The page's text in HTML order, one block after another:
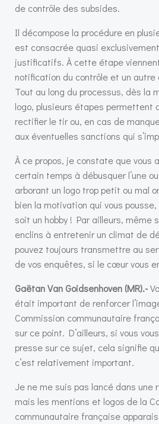
de contrôle des subsides.
Il décompose la procédure en
est consacrée quasi
justificatifs. À cette étape
notification du contrôle et un autre
Tout au long du processus, dès la
logo, plusieurs étapes permettent
rectifier le tir ou, en cas de
aux éventuelles sanctions qui
À ce propos, je constate que vous
certain temps à débusquer l’une
arborant un logo trop petit ou mal
bien la motivation qui vous
soit un hobby ! Par ailleurs, même
enclins à entretenir un climat de
pouvez toujours transmettre au
de vos enquêtes, si le cœur vous
Gaëtan Van Goidsenhoven (MR).-
était important de renforcer
Commission communautaire
sur ce point. D’ailleurs, si vous
presse sur ce sujet, cela signifie
c’est relativement important.
Je ne me suis pas lancé dans une
mais les mentions et logos de la
communautaire française